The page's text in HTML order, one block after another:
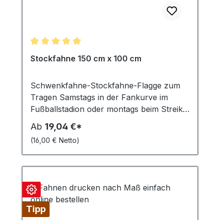
Durchschnittliche Bewertung von 5 von 5 Sternen
Stockfahne 150 cm x 100 cm
Schwenkfahne-Stockfahne-Flagge zum
Tragen Samstags in der Fankurve im
Fußballstadion oder montags beim Streik –
unsere Stabfahne werden nach Ihren
Wünschen individuell bedruckt, zum
Beispiel mit Ihrem Vereinswappen oder
Firmenlogo, in den Farben Ihres
Fußballclubs, mit Ihrem Slogan oder als
historische Wappenfahne.
Schwenkfahnen werden mit Hohlsaum Ø
2,5 cm zur Aufnahme eines Tragestocks
konfektioniert. Der Stock wird einfach in
Ab 19,04 €*
(16,00 € Netto)
Tipp